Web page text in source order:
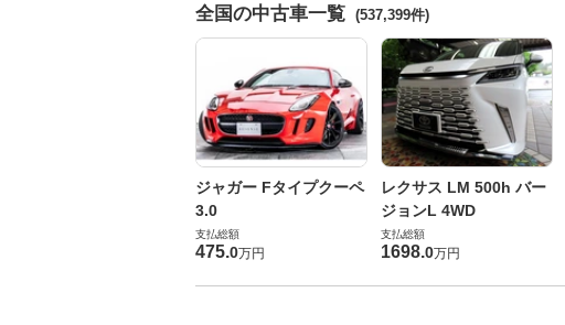
全国の中古車一覧 (537,399件)
ジャガー Fタイプクーペ
3.0
支払総額
475.0万円
レクサス LM 500h バー
ジョンL 4WD
支払総額
1698.0万円